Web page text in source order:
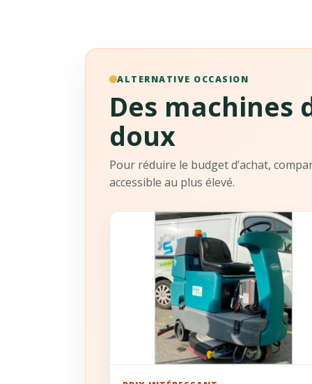
ALTERNATIVE OCCASION
Des machines
doux
Pour réduire le budget d’achat,
accessible au plus élevé.